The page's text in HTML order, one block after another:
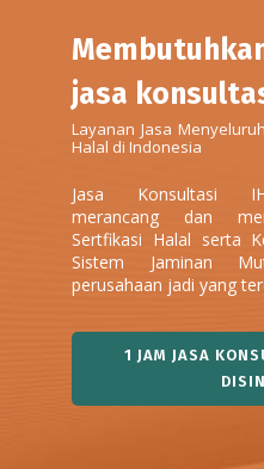
jasa
Layanan Jasa
Halal di Indonesia
Jasa Konsultasi
merancang dan
Sertfikasi Halal serta
Sistem Jaminan
perusahaan jadi yang
1 JAM JASA